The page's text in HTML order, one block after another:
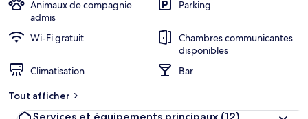
Animaux de compagnie
admis
Parking
Wi-Fi gratuit
Chambres communicantes
disponibles
Climatisation
Bar
Tout afficher